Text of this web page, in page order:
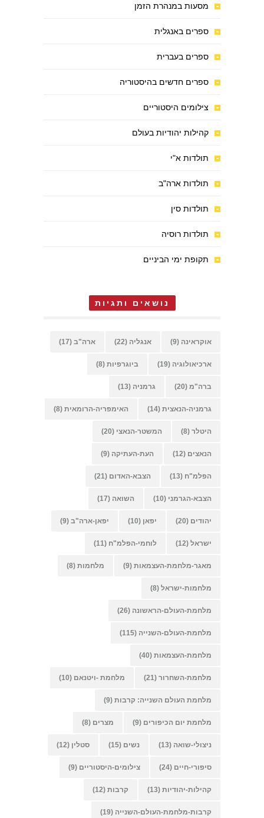
מסעות במנהרת הזמן
ספרים באנגלית
ספרים בעברית
ספרים חדשים בהיסטוריה
צילומים היסטוריים
קהילות יהודיות בעולם
תולדות א"י
תולדות ארה"ב
תולדות סין
תולדות רוסיה
תקופת ימי הביניים
נושאים ותגיות
אוקראינה (9) אנגליה (22) ארה"ב (17)
ארכיאולוגיה (19) ביוגרפיות (8)
ברה"מ (20) גרמניה (13)
גרמניה-הנאצית (14) האימפריה-הרומאית (8)
היטלר (8) המשטר-הנאצי (20)
הנאצים (12) העת-העתיקה (9)
הפלמ"ח (13) הצבא-האדום (21)
הצבא-הגרמני (10) השואה (17)
יהודים (20) יפאן (10) יפאן-ארה"ב (9)
ישראל (12) לוחמי-הפלמ"ח (11)
מאגר-מלחמת-העצמאות (9) מלחמות (8)
מלחמות-ישראל (8)
מלחמת-העולם-הראשונה (26)
מלחמת-העולם-השנייה (115)
מלחמת-העצמאות (40)
מלחמת-השחרור (21) מלחמת -ויטנאם (10)
מלחמת העולם השנייה: קרבות (9)
מלחמת יום הכיפורים (9) מצרים (8)
ניצולי-שואה (13) נשים (15) סטלין (12)
סיפורי-חיים (24) צילומים-היסטוריים (9)
קהילות-יהודיות (13) קרבות (12)
קרבות-מלחמת-העולם-השנייה (19)